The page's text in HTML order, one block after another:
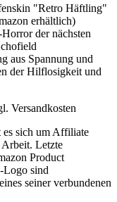
"Retro Häftling"
erhältlich)
der nächsten
aus Spannung und
der Hilflosigkeit und
Versandkosten
es sich um Affiliate
Letzte
Product
Logo sind
seiner verbundenen